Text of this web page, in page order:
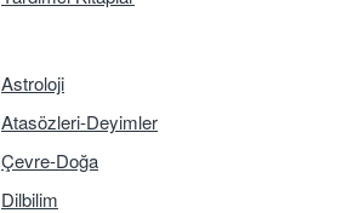
Astroloji
Atasözleri-Deyimler
Çevre-Doğa
Dilbilim